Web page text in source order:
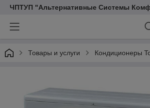
ЧПТУП "Альтернативные Системы
Товары и услуги Кондиционеры